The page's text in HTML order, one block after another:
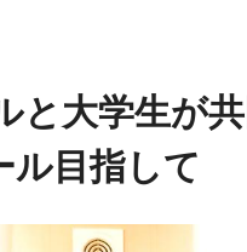
と大学生が
目指して